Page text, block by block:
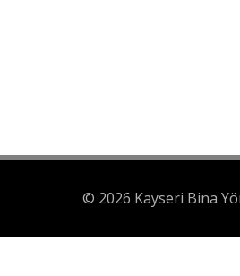
© 2026 Kayseri Bina